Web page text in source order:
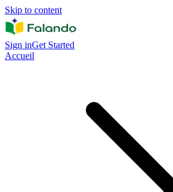
Skip to content
Sign inGet Started
Accueil